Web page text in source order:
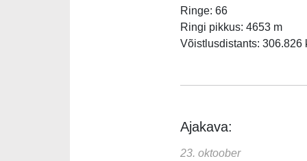
Ringe: 66
Ringi pikkus: 4653 m
Võistlusdistants: 306.826
Ajakava:
23. oktoober